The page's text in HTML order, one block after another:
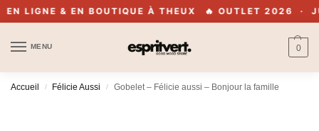
& EN BOUTIQUE À THEUX 🔥 OUTLET 2026 ·
MENU 0
Accueil / Félicie Aussi / Gobelet – Félicie aussi – Bonjour la famille